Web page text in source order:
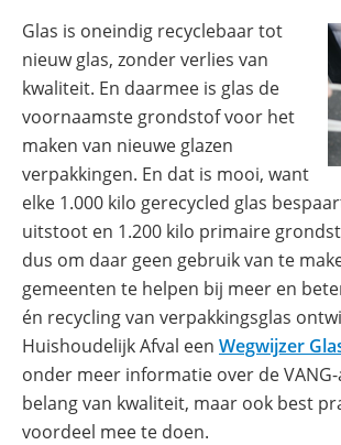
Glas is oneindig recyclebaar tot
nieuw glas, zonder verlies van
kwaliteit. En daarmee is glas de
voornaamste grondstof voor het
maken van nieuwe glazen
verpakkingen. En dat is mooi, want
elke 1.000 kilo gerecycled glas
uitstoot en 1.200 kilo primaire
dus om daar geen gebruik van te
gemeenten te helpen bij meer en
én recycling van verpakkingsglas
Huishoudelijk Afval een Wegwijzer
onder meer informatie over de
belang van kwaliteit, maar ook best
voordeel mee te doen.